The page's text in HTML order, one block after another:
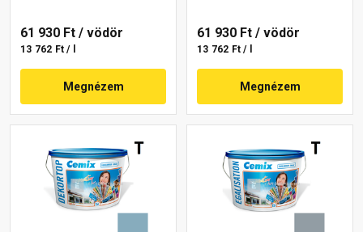
61 930 Ft / vödör
13 762 Ft / l
Megnézem
61 930 Ft / vödör
13 762 Ft / l
Megnézem